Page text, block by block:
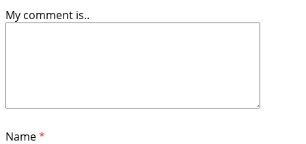
My comment is..
Name*